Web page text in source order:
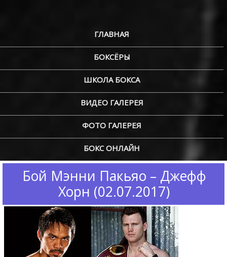
ГЛАВНАЯ
БОКСЁРЫ
ШКОЛА БОКСА
ВИДЕО ГАЛЕРЕЯ
ФОТО ГАЛЕРЕЯ
БОКС ОНЛАЙН
Бой Мэнни Пакьяо – Джефф
Хорн (02.07.2017)